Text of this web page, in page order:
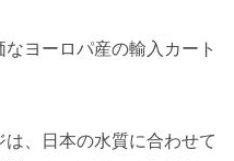
ヨーロパ産の輸入カート
、日本の水質に合わせて